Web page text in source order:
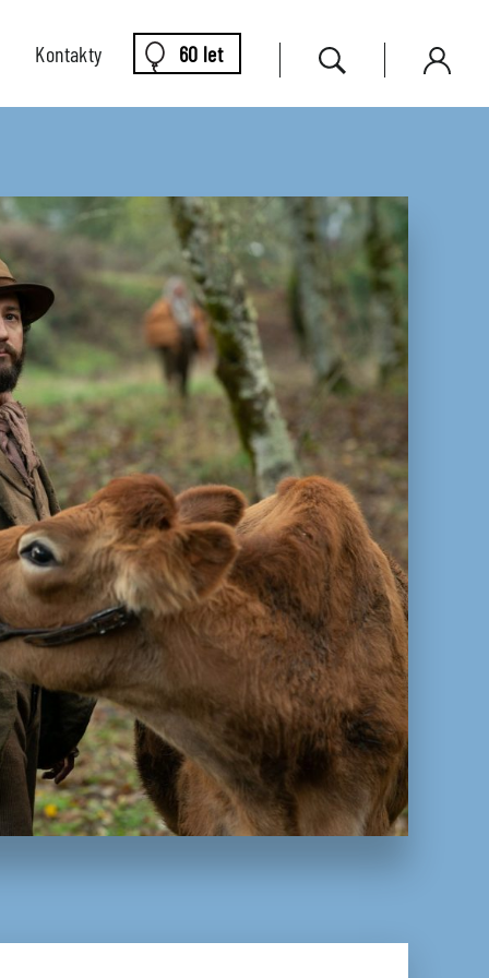
Kontakty 60 let